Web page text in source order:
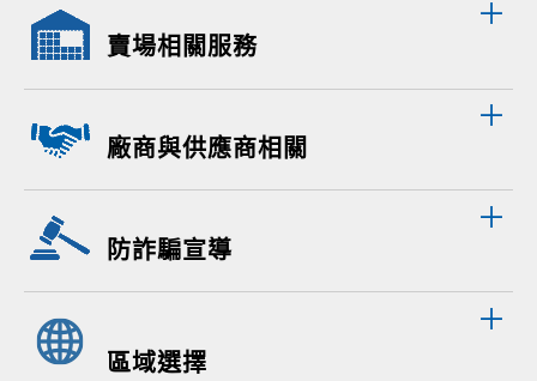
賣場相關服務
廠商與供應商相關
防詐騙宣導
區域選擇